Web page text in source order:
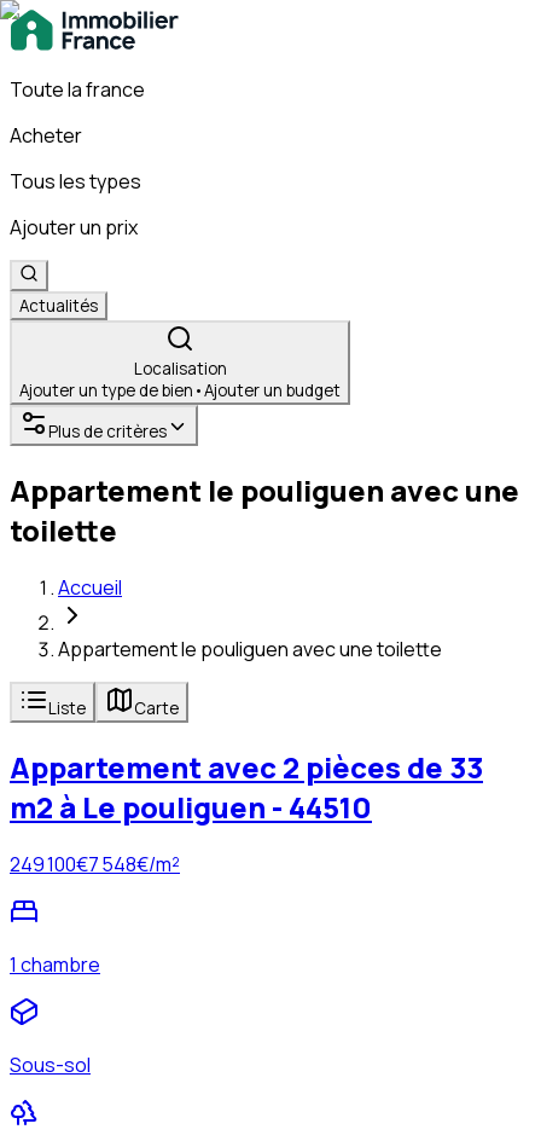
Toute la france
Acheter
Tous les types
Ajouter un prix
Actualités
Localisation
Ajouter un type de bien •Ajouter un budget
Plus de critères
Appartement le pouliguen avec une
toilette
Accueil
Appartement le pouliguen avec une toilette
Liste Carte
Appartement avec 2 pièces de 33
m2 à Le pouliguen - 44510
249 100€7 548€/m²
1 chambre
Sous-sol